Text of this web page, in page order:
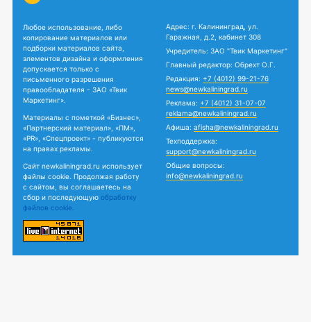
Любое использование, либо
копирование материалов или
подборки материалов сайта,
элементов дизайна и оформления
допускается только с
письменного разрешения
правообладателя - ЗАО «Твик
Маркетинг».
Материалы с пометкой «Бизнес»,
«Партнерский материал», «ПМ»,
«PR», «Спецпроект» - публикуются
на правах рекламы.
Сайт newkaliningrad.ru использует
файлы cookie. Продолжая работу
с сайтом, вы соглашаетесь на
сбор и последующую обработку
файлов cookie.
Адрес: г. Калининград, ул.
Гаражная, д.2, кабинет 308
Учредитель: ЗАО "Твик Маркетинг"
Главный редактор: Обрехт О.Г.
Редакция: +7 (4012) 99-21-76
news@newkaliningrad.ru
Реклама: +7 (4012) 31-07-07
reklama@newkaliningrad.ru
Афиша: afisha@newkaliningrad.ru
Техподдержка:
support@newkaliningrad.ru
Общие вопросы:
info@newkaliningrad.ru